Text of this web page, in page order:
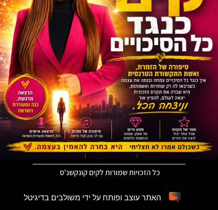
כל הזכויות שמורות לקים קונקשנ'ס
האתר עוצב ופותח על ידי משולבים בדיגיטל